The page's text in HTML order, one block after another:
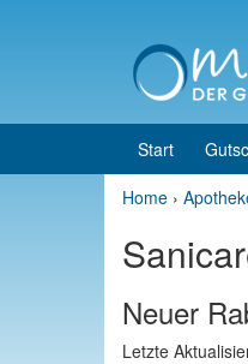
Start
Home ›
Neuer
Letzte